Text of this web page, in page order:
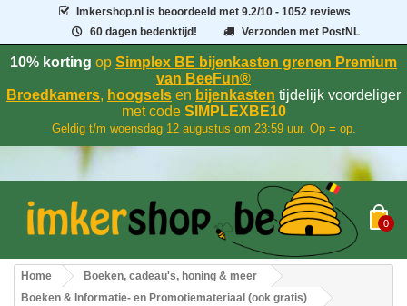
Imkershop.nl is beoordeeld met9.2/10 - 1052 reviews
60 dagen bedenktijd!
Verzonden met PostNL
10% korting op Simplex BE bijenkasten grenen Premium
van BeeFun®
Broedkamers, hoogsels en bijenkasten tijdelijk voordeliger
met codeSIMPLEXBE10
Geldig t/m woensdag 12 augustus om 23:59 uur. Op = op.
0
Home
Boeken, cadeau's, honing & meer
Boeken & Informatie- en Promotiemateriaal (ook gratis)